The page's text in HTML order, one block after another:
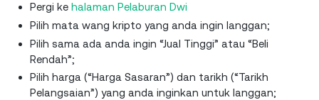
Pergi ke halaman Pelaburan Dwi
Pilih mata wang kripto yang anda ingin langgan;
Pilih sama ada anda ingin “Jual Tinggi” atau “Beli
Rendah”;
Pilih harga (“Harga Sasaran”) dan tarikh (“Tarikh
Pelangsaian”) yang anda inginkan untuk langgan;